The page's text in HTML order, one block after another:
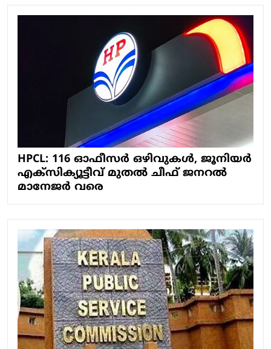
HPCL: 116 ഓഫീസർ ഒഴിവുകൾ, ജൂനിയർ
എക്സിക്യൂട്ടീവ് മുതൽ ചീഫ് ജനറൽ
മാനേജർ വരെ